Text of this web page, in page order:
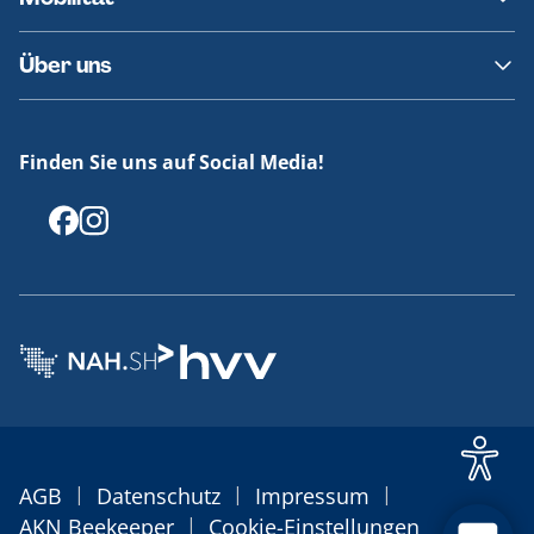
Fundsachen
Häufige Fragen
Barrierefreies Reisen
Erklärung Barrierefreiheit
Über uns
Offenlegungen
Finden Sie uns auf Social Media!
AGB | Datenschutz | Impressum |
AKN Beekeeper | Cookie-Einstellungen